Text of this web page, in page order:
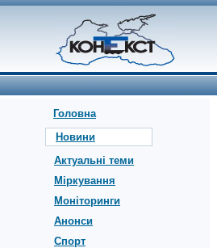
Головна
Новини
Актуальні теми
Міркування
Моніторинги
Анонси
Спорт